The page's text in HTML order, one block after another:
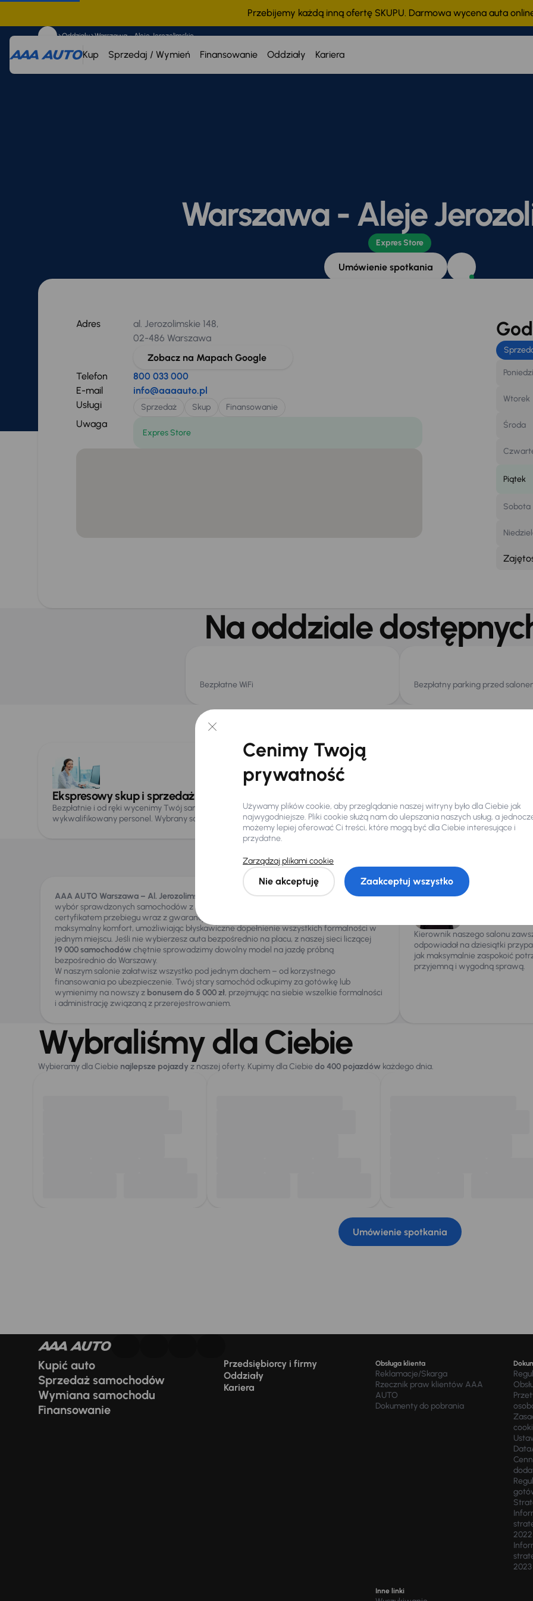
Przebijemy każdą inną ofertę SKUPU. Darmowa wycena auta
Kup Sprzedaj / Wymień Finansowanie Oddziały Kariera
Oddziały Warszawa - Aleje Jerozolimskie
Warszawa - Aleje
Expres Store
Umówienie spotkania
Adres
al. Jerozolimskie 148,
02-486 Warszawa
Zobacz na Mapach Google
Telefon
800 033 000
E-mail
info@aaaauto.pl
Usługi
Sprzedaż Skup Finansowanie
Uwaga
Expres Store
Wtorek
Środa
Piątek
Sobota
Na oddziale
Bezpłatne WiFi Bezpłatny parking przed
Specjalistyczne
Ekspresowy skup i sprzedaż samochodów
Bezpłatnie i od ręki wycenimy Twój samochód. Teraz bonus aż do 5 000 zł przy wymianie auta. W wyborze nowego pojazdu z
wykwalifikowany personel. Wybrany samochód dostarczymy do oddziału już następnego dnia.
Informacje o oddziale
AAA AUTO Warszawa – Al. Jerozolimskie działa jako nowoczesnyExpres Store
, oferujący
wybór sprawdzonych samochodów z dożywotnią gwarancją pochodzenia oraz
certyfikatem przebiegu wraz z gwarancją
maksymalny komfort, umożliwiając błyskawiczne dopełnienie wszystkich formalności w
jednym miejscu. Jeśli nie wybierzesz auta bezpośrednio na placu, z naszej sieci liczącej
19 000 samochodówchętnie sprowadzimy dowolny model na jazdę próbną
bezpośrednio do Warszawy.
W naszym salonie załatwisz wszystko pod jednym dachem – od korzystnego
finansowania po ubezpieczenie. Twój stary samochód odkupimy za gotówkę lub
wymienimy na nowszy z bonusem do 5 000 zł, przejmując na siebie wszelkie formalności
i administrację związaną z przerejestrowaniem.
Kierownik naszego salonu
odpowiadał na dziesiątki
jak maksymalnie zaspokoić
przyjemną i wygodną sprawą.
Wybraliśmy dla Ciebie
Wybieramy dla Ciebie najlepsze pojazdy z naszej oferty. Kupimy dla Ciebiedo 400 pojazdów każdego dnia.
Umówienie spotkania
Kupić auto
Sprzedaż samochodów
Wymiana samochodu
Finansowanie
Przedsiębiorcy i firmy
Oddziały
Kariera
Obsługa klienta
Reklamacje/Skarga
Rzecznik praw klientów AAA
AUTO
Dokumenty do pobrania
2022
2023
Inne linki
Cenimy Twoją
prywatność
Używamy plików cookie, aby przeglądanie naszej witryny było dla Ciebie jak
najwygodniejsze. Pliki cookie służą nam do ulepszania naszych usług, a
możemy lepiej oferować Ci treści, które mogą być dla Ciebie interesujące i
przydatne.
Zarządzaj plikami cookie
Nie akceptuję Zaakceptuj wszystko